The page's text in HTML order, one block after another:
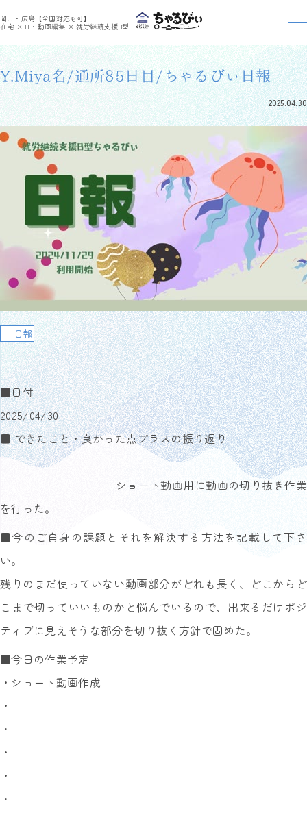
岡山・広島【全国対応も可】
在宅 × IT・動画編集 × 就労継続支援B型
利用者さんの日報 >
利用者さんの日報
Y.Miya名/通所85日目/ちゃるびぃ日報
2025.04.30
日報
■日付
2025/04/30
■ できたこと・良かった点プラスの振り返り
ショート動画用に動画の切り抜き作業
を行った。
■今のご自身の課題とそれを解決する方法を記載して下さ
い。
残りのまだ使っていない動画部分がどれも長く、どこからど
こまで切っていいものかと悩んでいるので、出来るだけポジ
ティブに見えそうな部分を切り抜く方針で固めた。
■今日の作業予定
・ショート動画作成
・
・
・
・
・